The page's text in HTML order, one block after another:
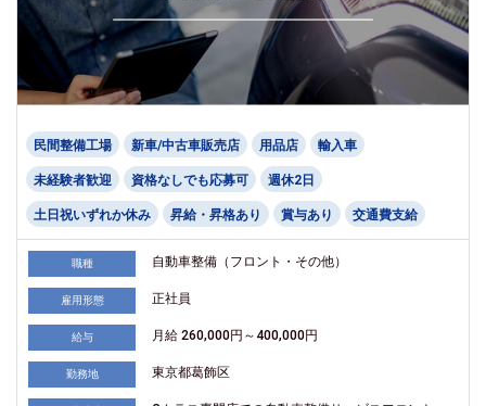
民間整備工場 新車/中古車販売店 用品店 輸入車
未経験者歓迎 資格なしでも応募可 週休2日
土日祝いずれか休み 昇給・昇格あり 賞与あり 交通費支給
職種 自動車整備（フロント・その他）
雇用形態 正社員
給与 月給 260,000円～400,000円
勤務地 東京都葛飾区